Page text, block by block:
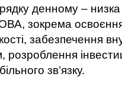
денному –
зокрема освоєння
забезпечення
зв’язку.